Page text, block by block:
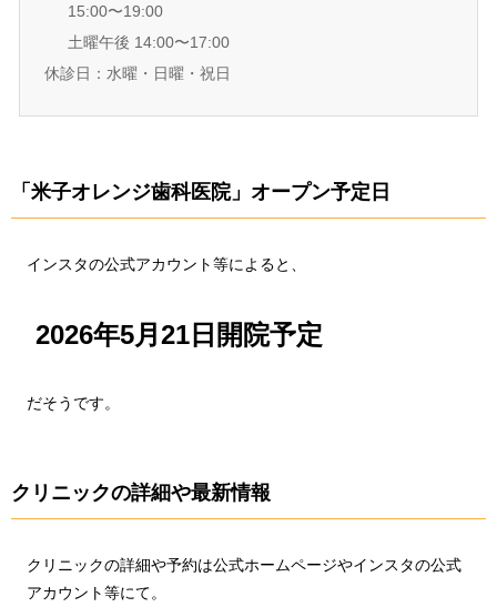
15:00〜19:00
土曜午後 14:00〜17:00
休診日：水曜・日曜・祝日
「米子オレンジ歯科医院」オープン予定日
インスタの公式アカウント等によると、
2026年5月21日開院予定
だそうです。
クリニックの詳細や最新情報
クリニックの詳細や予約は公式ホームページやインスタの公式
アカウント等にて。